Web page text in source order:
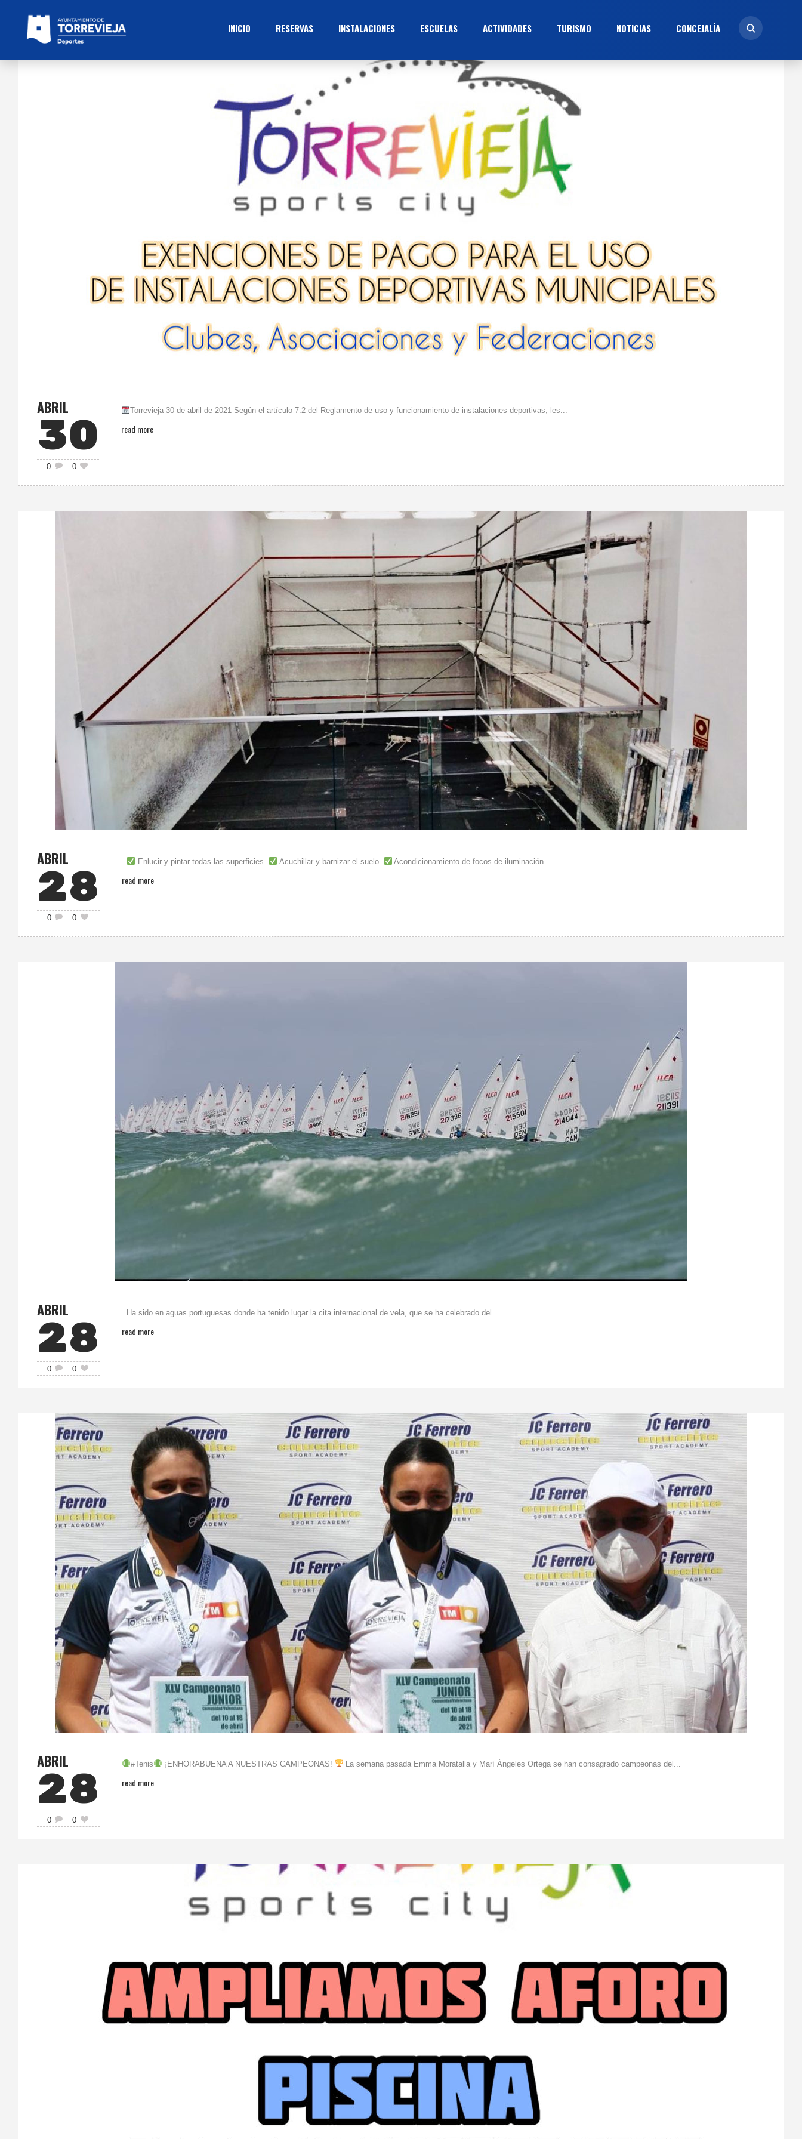
INICIO RESERVAS INSTALACIONES ESCUELAS ACTIVIDADES TURISMO NOTICIAS CONCEJALÍ­A
ABRIL
30
0 0
Torrevieja 30 de abril de 2021 Según el artículo 7.2 del Reglamento de uso y funcionamiento de instalaciones deportivas, les...
read more
ABRIL
28
0 0
Enlucir y pintar todas las superficies. Acuchillar y barnizar el suelo. Acondicionamiento de focos de iluminación....
read more
ABRIL
28
0 0
Ha sido en aguas portuguesas donde ha tenido lugar la cita internacional de vela, que se ha celebrado del...
read more
ABRIL
28
0 0
#Tenis ¡ENHORABUENA A NUESTRAS CAMPEONAS! La semana pasada Emma Moratalla y Marí Ángeles Ortega se han consagrado campeonas del...
read more